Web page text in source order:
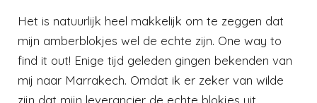
Het is natuurlijk heel makkelijk om te zeggen dat
mijn amberblokjes wel de echte zijn. One way to
find it out! Enige tijd geleden gingen bekenden van
mij naar Marrakech. Omdat ik er zeker van wilde
zijn dat mijn leverancier de echte blokjes uit